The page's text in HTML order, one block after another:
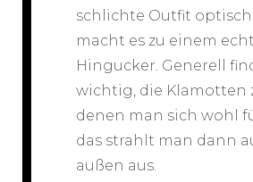
schlichte Outfit
macht es zu einem
Hingucker. Generell
wichtig, die Klamotten
denen man sich wohl
das strahlt man dann
außen aus.